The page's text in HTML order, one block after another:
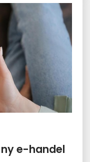
e-handel